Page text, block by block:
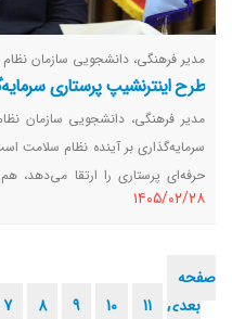
مدیر فرهنگی، دانشجویی سازمان نظام
طرح اینترنشیپ پرستاری
مدیر فرهنگی، دانشجویی سازمان
سرمایه‌گذاری بر آینده نظام
حرفه‌ای پرستاری را ارتقا می‌دهد،
می‌دهد و هم کیفیت مراقبت از
شد.
١٤٠٥/٠٢/٢٨
7 8 9 10 11
صفحه
بعدی